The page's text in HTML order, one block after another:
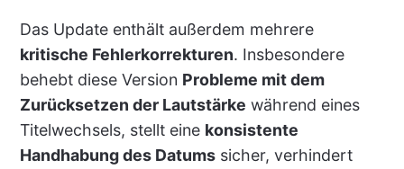
Das Update enthält außerdem mehrere
kritische Fehlerkorrekturen. Insbesondere
behebt diese Version Probleme mit dem
Zurücksetzen der Lautstärke während eines
Titelwechsels, stellt eine konsistente
Handhabung des Datumssicher, verhindert